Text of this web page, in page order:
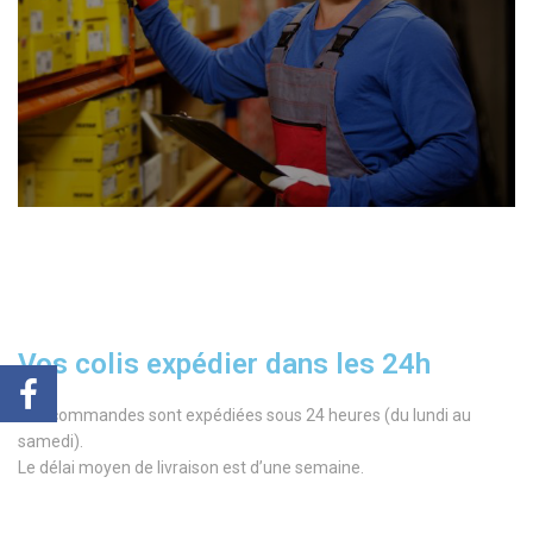
Vos colis expédier dans les 24h
Vos commandes sont expédiées sous 24 heures (du lundi au
samedi).
Le délai moyen de livraison est d’une semaine.